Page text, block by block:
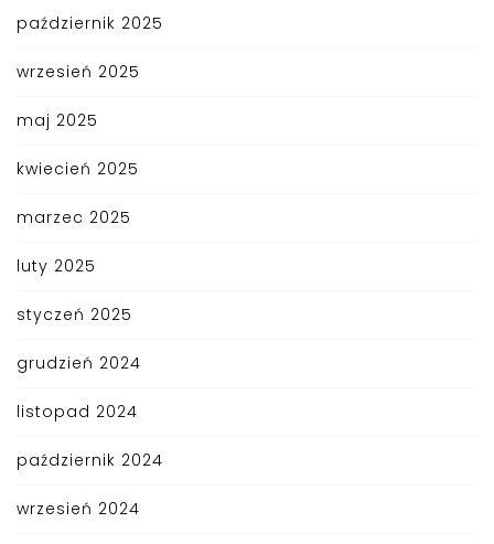
październik 2025
wrzesień 2025
maj 2025
kwiecień 2025
marzec 2025
luty 2025
styczeń 2025
grudzień 2024
listopad 2024
październik 2024
wrzesień 2024